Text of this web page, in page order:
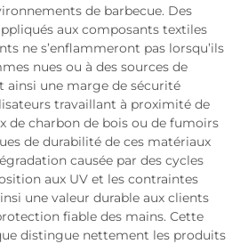
de barbecue. Des
aux composants textiles
ne s’enflammeront pas lorsqu’ils
nues ou à des sources de
ainsi une marge de sécurité
travaillant à proximité de
de charbon de bois ou de fumoirs
de durabilité de ces matériaux
causée par des cycles
aux UV et les contraintes
une valeur durable aux clients
fiable des mains. Cette
distingue nettement les produits